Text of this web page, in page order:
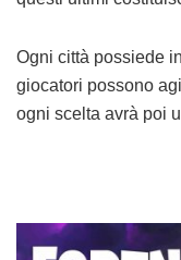
Ogni città possiede
giocatori possono
ogni scelta avrà poi